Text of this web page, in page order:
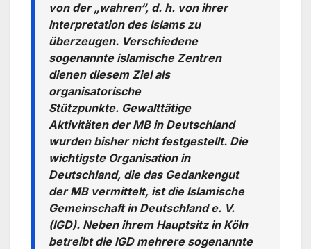
von der „wahren“, d. h. von ihrer
Interpretation des Islams zu
überzeugen. Verschiedene
sogenannte islamische Zentren
dienen diesem Ziel als
organisatorische
Stützpunkte. Gewalttätige
Aktivitäten der MB in Deutschland
wurden bisher nicht festgestellt. Die
wichtigste Organisation in
Deutschland, die das Gedankengut
der MB vermittelt, ist die Islamische
Gemeinschaft in Deutschland e. V.
(IGD). Neben ihrem Hauptsitz in Köln
betreibt die IGD mehrere sogenannte